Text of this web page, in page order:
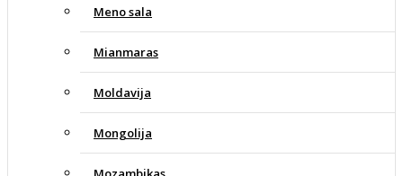
Meno sala
Mianmaras
Moldavija
Mongolija